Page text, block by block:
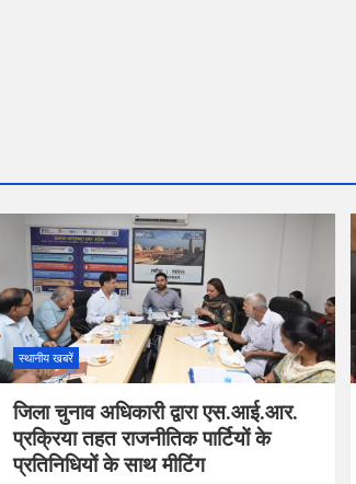
स्थानीय खबरें
जिला चुनाव अधिकारी द्वारा एस.आई.आर.
प्रक्रिया तहत राजनीतिक पार्टियों के
प्रतिनिधियों के साथ मीटिंग